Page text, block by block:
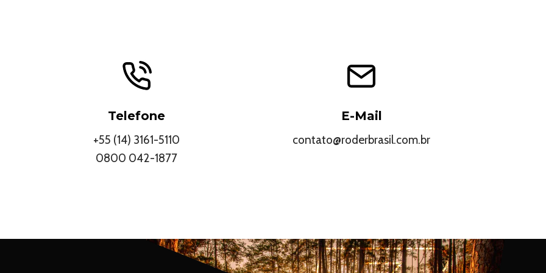
Telefone
+55 (14) 3161-5110
0800 042-1877
E-Mail
contato@roderbrasil.com.br